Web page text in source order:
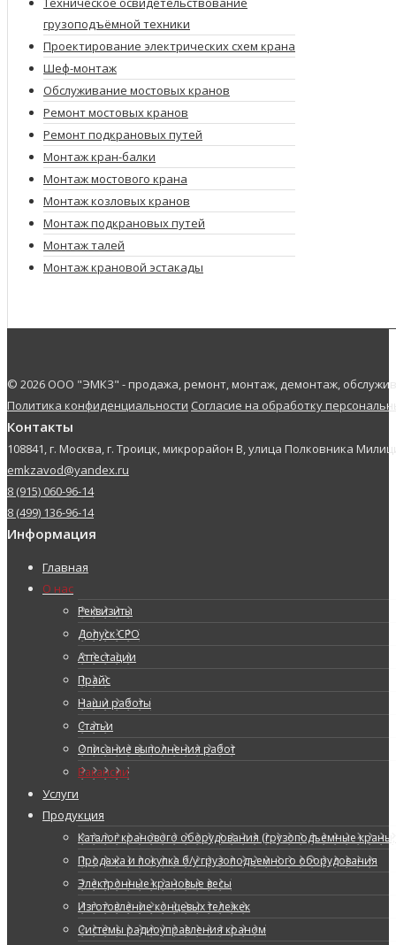
грузоподъёмной техники
Проектирование электрических схем крана
Шеф-монтаж
Обслуживание мостовых кранов
Ремонт мостовых кранов
Ремонт подкрановых путей
Монтаж кран-балки
Монтаж мостового крана
Монтаж козловых кранов
Монтаж подкрановых путей
Монтаж талей
Монтаж крановой эстакады
© 2026 ООО "ЭМКЗ" - продажа, ремонт, монтаж, демонтаж,
Политика конфиденциальности Согласие на обработку
Контакты
108841, г. Москва, г. Троицк, микрорайон В, улица Полковника
emkzavod@yandex.ru
8 (915) 060-96-14
8 (499) 136-96-14
Информация
Главная
О нас
Реквизиты
Допуск СРО
Аттестации
Прайс
Наши работы
Статьи
Описание выполнения работ
Вакансии
Услуги
Продукция
Каталог кранового оборудования (грузоподъемные краны,
Продажа и покупка б/у грузоподъемного оборудования
Электронные крановые весы
Изготовление концевых тележек
Системы радиоуправления краном